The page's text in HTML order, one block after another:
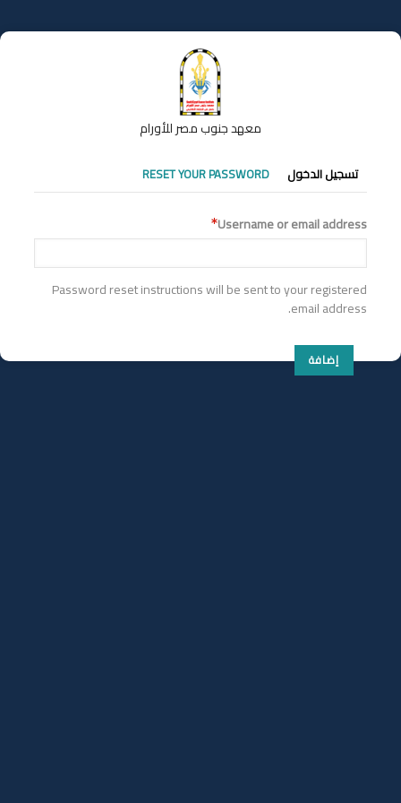
إلى
المحتوى
معهد جنوب مصر للأورام
التبويبات
الأساسية
تسجيل الدخول RESET YOUR PASSWORD
Username or email address
Password reset instructions will be sent to your registered
email address.